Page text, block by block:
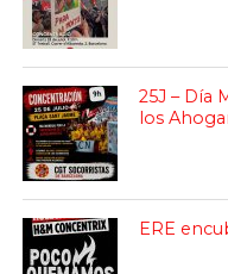
25J – Día
los
ERE